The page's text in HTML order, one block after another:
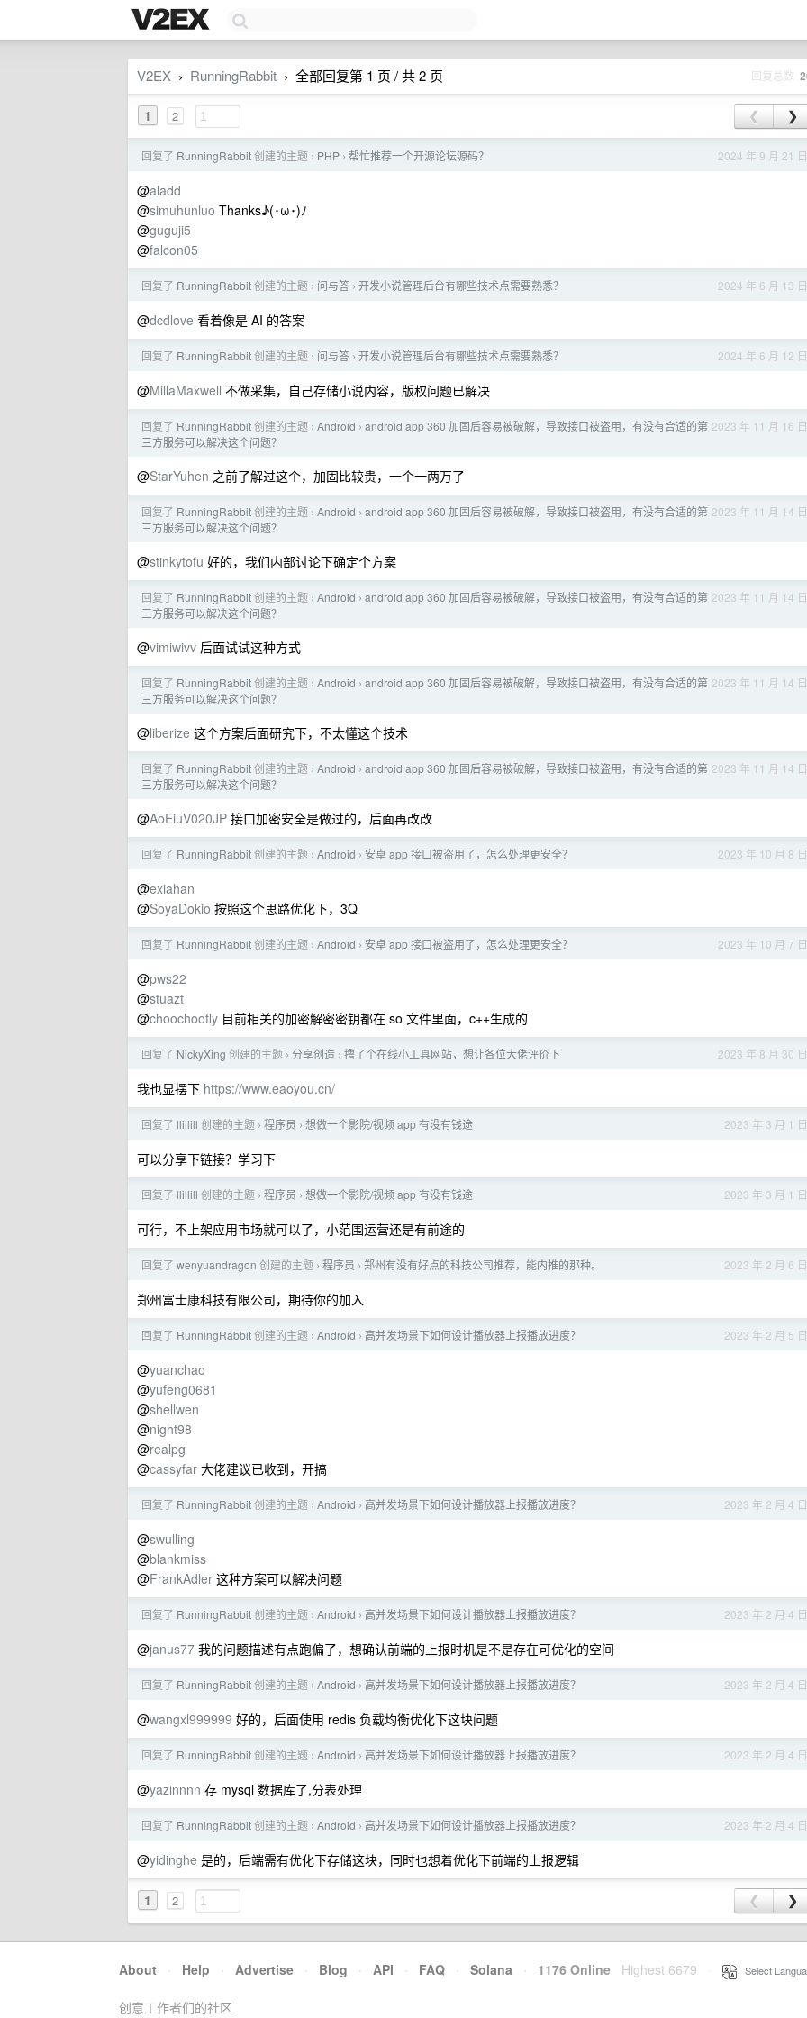
V2EX › RunningRabbit › 全部回复第 1 页 / 共 2 页 回复总数
1 2 ❮ ❯
2024 年 9 月 21 日
回复了 RunningRabbit创建的主题 › PHP › 帮忙推荐一个开源论坛源码？
@aladd
@simuhunluo Thanks♪(･ω･)ﾉ
@guguji5
@falcon05
2024 年 6 月 13 日
回复了 RunningRabbit创建的主题 › 问与答 › 开发小说管理后台有哪些技术点需要熟悉？
@dcdlove 看着像是 AI 的答案
2024 年 6 月 12 日
回复了 RunningRabbit创建的主题 › 问与答 › 开发小说管理后台有哪些技术点需要熟悉？
@MillaMaxwell 不做采集，自己存储小说内容，版权问题已解决
2023 年 11 月 16 日
回复了 RunningRabbit创建的主题 › Android › android app 360 加固后容易被破解，导致接口被盗用，有没有合适的第
三方服务可以解决这个问题？
@StarYuhen 之前了解过这个，加固比较贵，一个一两万了
2023 年 11 月 14 日
回复了 RunningRabbit创建的主题 › Android › android app 360 加固后容易被破解，导致接口被盗用，有没有合适的第
三方服务可以解决这个问题？
@stinkytofu 好的，我们内部讨论下确定个方案
2023 年 11 月 14 日
回复了 RunningRabbit创建的主题 › Android › android app 360 加固后容易被破解，导致接口被盗用，有没有合适的第
三方服务可以解决这个问题？
@vimiwivv 后面试试这种方式
2023 年 11 月 14 日
回复了 RunningRabbit创建的主题 › Android › android app 360 加固后容易被破解，导致接口被盗用，有没有合适的第
三方服务可以解决这个问题？
@liberize 这个方案后面研究下，不太懂这个技术
2023 年 11 月 14 日
回复了 RunningRabbit创建的主题 › Android › android app 360 加固后容易被破解，导致接口被盗用，有没有合适的第
三方服务可以解决这个问题？
@AoEiuV020JP 接口加密安全是做过的，后面再改改
2023 年 10 月 8 日
回复了 RunningRabbit创建的主题 › Android › 安卓 app 接口被盗用了，怎么处理更安全？
@exiahan
@SoyaDokio 按照这个思路优化下，3Q
2023 年 10 月 7 日
回复了 RunningRabbit创建的主题 › Android › 安卓 app 接口被盗用了，怎么处理更安全？
@pws22
@stuazt
@choochoofly 目前相关的加密解密密钥都在 so 文件里面，c++生成的
2023 年 8 月 30 日
回复了 NickyXing 创建的主题 › 分享创造 › 撸了个在线小工具网站，想让各位大佬评价下
我也显摆下 https://www.eaoyou.cn/
2023 年 3 月 1 日
回复了 llillill 创建的主题 › 程序员 › 想做一个影院/视频 app 有没有钱途
可以分享下链接？学习下
2023 年 3 月 1 日
回复了 llillill 创建的主题 › 程序员 › 想做一个影院/视频 app 有没有钱途
可行，不上架应用市场就可以了，小范围运营还是有前途的
2023 年 2 月 6 日
回复了 wenyuandragon 创建的主题 › 程序员 › 郑州有没有好点的科技公司推荐，能内推的那种。
郑州富士康科技有限公司，期待你的加入
2023 年 2 月 5 日
回复了 RunningRabbit创建的主题 › Android › 高并发场景下如何设计播放器上报播放进度？
@yuanchao
@yufeng0681
@shellwen
@night98
@realpg
@cassyfar 大佬建议已收到，开搞
2023 年 2 月 4 日
回复了 RunningRabbit创建的主题 › Android › 高并发场景下如何设计播放器上报播放进度？
@swulling
@blankmiss
@FrankAdler 这种方案可以解决问题
2023 年 2 月 4 日
回复了 RunningRabbit创建的主题 › Android › 高并发场景下如何设计播放器上报播放进度？
@janus77 我的问题描述有点跑偏了，想确认前端的上报时机是不是存在可优化的空间
2023 年 2 月 4 日
回复了 RunningRabbit创建的主题 › Android › 高并发场景下如何设计播放器上报播放进度？
@wangxl999999 好的，后面使用 redis 负载均衡优化下这块问题
2023 年 2 月 4 日
回复了 RunningRabbit创建的主题 › Android › 高并发场景下如何设计播放器上报播放进度？
@yazinnnn 存 mysql 数据库了,分表处理
2023 年 2 月 4 日
回复了 RunningRabbit创建的主题 › Android › 高并发场景下如何设计播放器上报播放进度？
@yidinghe 是的，后端需有优化下存储这块，同时也想着优化下前端的上报逻辑
1 2 ❮ ❯
About · Help · Advertise · Blog · API · FAQ · Solana · 1176 Online Highest 6679 Select
创意工作者们的社区